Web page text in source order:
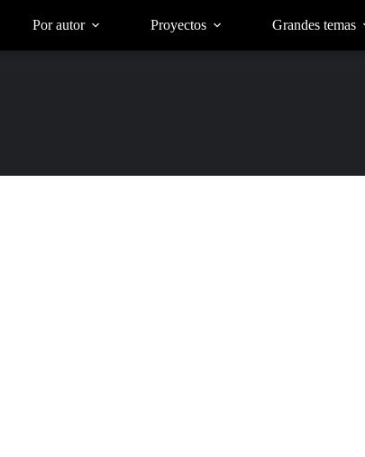
Por autor Proyectos Grandes temas